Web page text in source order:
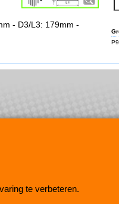
- D3/L3: 179mm -
te verbeteren.